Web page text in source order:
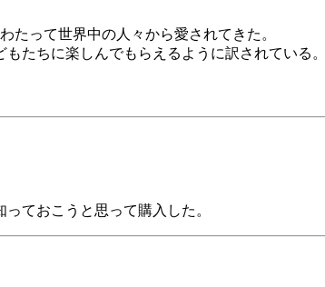
たって世界中の人々から愛されてきた。
たちに楽しんでもらえるように訳されている。
ておこうと思って購入した。